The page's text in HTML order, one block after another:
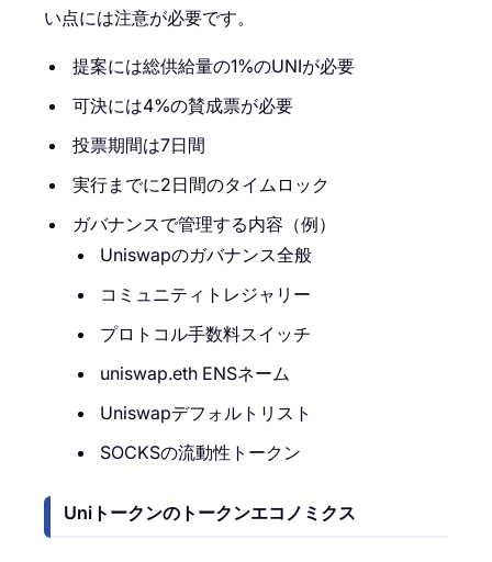
い点には注意が必要です。
提案には総供給量の1%のUNIが必要
可決には4%の賛成票が必要
投票期間は7日間
実行までに2日間のタイムロック
ガバナンスで管理する内容（例）
Uniswapのガバナンス全般
コミュニティトレジャリー
プロトコル手数料スイッチ
uniswap.eth ENSネーム
Uniswapデフォルトリスト
SOCKSの流動性トークン
Uniトークンのトークンエコノミクス